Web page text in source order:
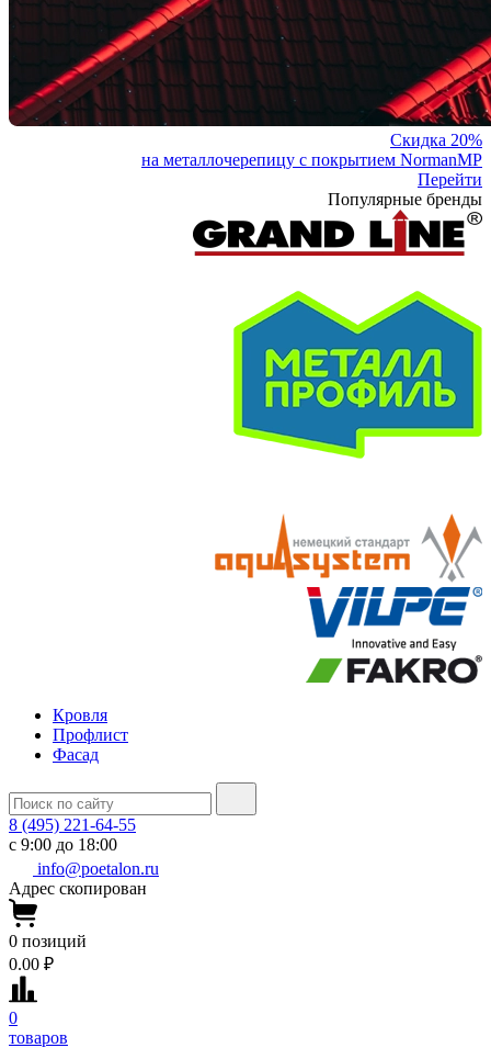
Скидка 20%
на металлочерепицу с покрытием NormanMP
Перейти
Популярные бренды
Кровля
Профлист
Фасад
8 (495) 221-64-55
с 9:00 до 18:00
info@poetalon.ru
Адрес скопирован
0 позиций
0.00 ₽
0
товаров